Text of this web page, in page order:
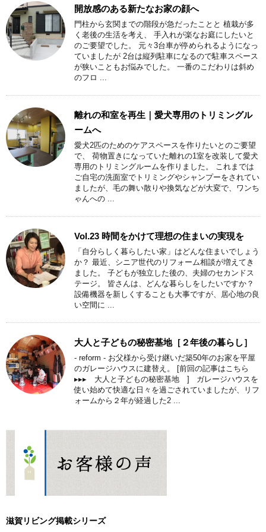
開放感のある新たなお家の顔へ
門柱から玄関までの階段が急だったことと 植栽が多
く老後の生活を考え、 手入れが楽なお庭にしたいと
のご要望でした。 元々3台車が停められるようになっ
ていましたが 2台は縦列駐車になるので駐車スペース
が狭いこともお悩みでした。 一番のこだわりは斜め
のフロ ...
離れの和室を再生｜愛犬専用のトリミングル
ームへ
愛犬2匹のためのケアスペースを作りたいとのご要望
で、 荷物置きになっていた離れの1室を改装して愛犬
専用のトリミングルームを作りました。 これまでは
ご自宅の洗面室でトリミングやシャンプーをされてい
ましたが、毛の舞い散りや換気などが大変で、ワンち
ゃんへの ...
Vol.23 時間をかけて理想の住まいの実現を
「自分らしく暮らしたい家」はどんな住まいでしょう
か？ 最近、シニア世代のリフォーム相談が増えてき
ました。 子どもが独立した後の、夫婦のセカンドス
テージ。 皆さんは、どんな暮らしをしたいですか？
設備機器を新しくすることも大事ですが、居心地の良
い空間に ...
大人と子どもの秘密基地［２年後の暮らし］
- reform - お父様から受け継いだ築50年のお家を平屋
のガレージハウスに建替え。 [前回の記事はこちら
▸▸▸ 大人と子どもの秘密基地 ] ガレージハウスを
使い始めて快適な日々を過ごされていましたが、リフ
ォームから２年が経過した2 ...
滋賀リビング掲載シリーズ